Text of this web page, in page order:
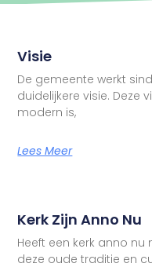
Visie
De gemeente werkt
duidelijkere visie. Deze
modern is,
Lees Meer
Kerk Zijn Anno Nu
Heeft een kerk anno
deze oude traditie en